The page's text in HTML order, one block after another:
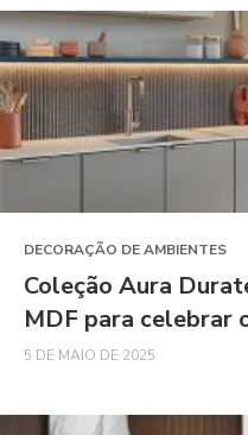
DECORAÇÃO DE AMBIENTES
Coleção Aura
MDF para celebrar
5 DE MAIO DE 2025